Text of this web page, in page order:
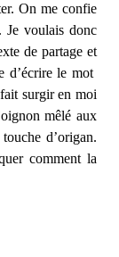
On me confie
Je voulais donc
de partage et
d’écrire le mot
surgir en moi
mêlé aux
d’origan.
comment la